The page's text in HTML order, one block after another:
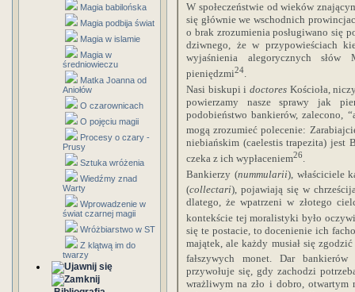
Magia babilońska
Magia podbija świat
Magia w islamie
Magia w
średniowieczu
Matka Joanna od
Aniołów
O czarownicach
O pojęciu magii
Procesy o czary -
Prusy
Sztuka wróżenia
Wiedźmy znad
Warty
Wprowadzenie w
świat czarnej magii
Wróżbiarstwo w ST
Z klątwą im do
twarzy
W społeczeństwie od wieków
się głównie we wschodnich
o brak zrozumienia posługiwano się
dziwnego, że w przypowieściach
wyjaśnienia alegorycznych
pieniędzmi24
Nasi biskupi i doctores Kościoła,
powierzamy nasze sprawy jak
podobieństwo bankierów, zalecono,
mogą zrozumieć polecenie:
niebiańskim (caelestis trapezita) jest
czeka z ich wypłaceniem26
Bankierzy (nummularii), właściciele
(collectari), pojawiają się w
dlatego, że wpatrzeni w złotego
kontekście tej moralistyki było
się te postacie, to docenienie ich
majątek, ale każdy musiał się
fałszywych monet. Dar
przywołuje się, gdy zachodzi
wrażliwym na zło i dobro, otwartym